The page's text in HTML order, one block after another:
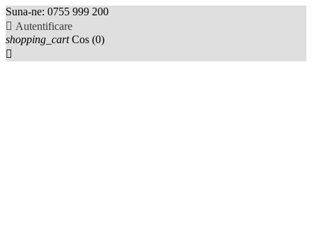
Suna-ne: 0755 999 200
 Autentificare
shopping_cart Cos (0)
